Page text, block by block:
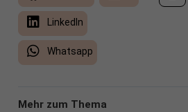
LinkedIn
Whatsapp
Mehr zum Thema